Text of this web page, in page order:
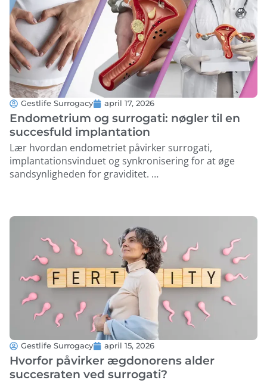
Gestlife Surrogacy april 17, 2026
Endometrium og surrogati: nøgler til en
succesfuld implantation
Lær hvordan endometriet påvirker surrogati,
implantationsvinduet og synkronisering for at øge
sandsynligheden for graviditet. …
Gestlife Surrogacy april 15, 2026
Hvorfor påvirker ægdonorens alder
succesraten ved surrogati?